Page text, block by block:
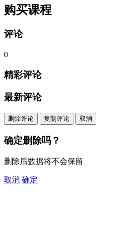
购买课程
评论
0
精彩评论
最新评论
删除评论 复制评论 取消
确定删除吗？
删除后数据将不会保留
取消 确定